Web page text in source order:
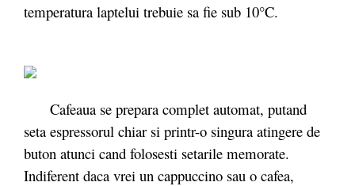
temperatura laptelui trebuie sa fie sub 10°C.
Cafeaua se prepara complet automat, putand
seta espressorul chiar si printr-o singura atingere de
buton atunci cand folosesti setarile memorate.
Indiferent daca vrei un cappuccino sau o cafea,